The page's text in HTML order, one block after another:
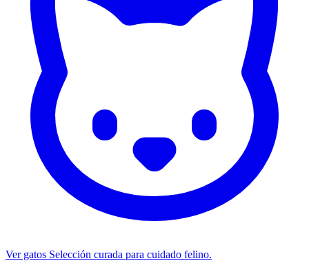
Ver gatos Selección curada para cuidado felino.